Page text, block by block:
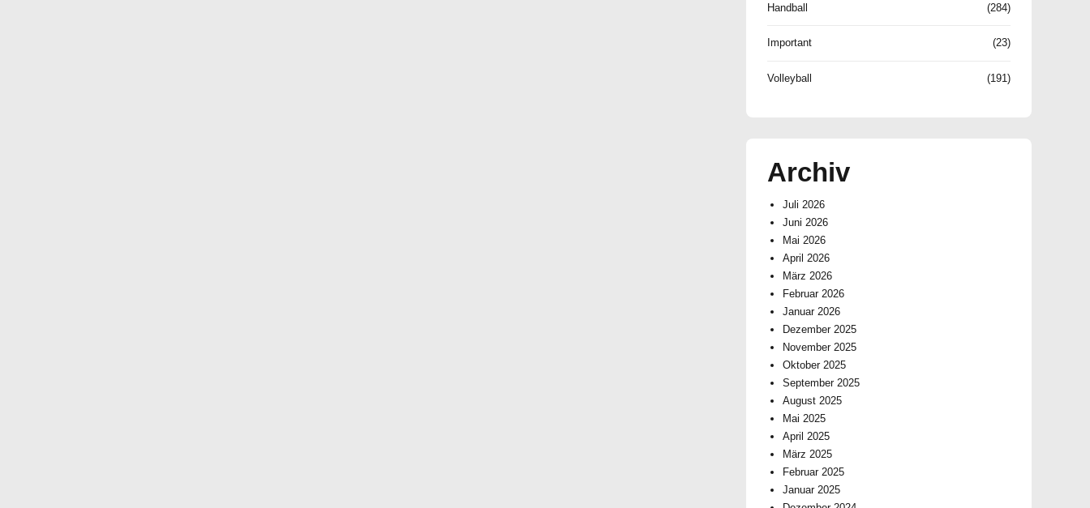
Handball (284)
Important (23)
Volleyball (191)
Archiv
Juli 2026
Juni 2026
Mai 2026
April 2026
März 2026
Februar 2026
Januar 2026
Dezember 2025
November 2025
Oktober 2025
September 2025
August 2025
Mai 2025
April 2025
März 2025
Februar 2025
Januar 2025